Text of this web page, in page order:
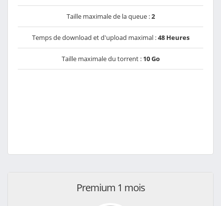
Taille maximale de la queue :2
Temps de download et d'upload maximal :48 Heures
Taille maximale du torrent : 10 Go
Premium 1 mois